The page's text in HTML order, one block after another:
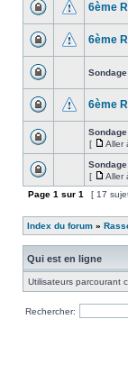
6ème
6ème
6ème
[ Aller
[ Aller
Page 1 sur 1 [ 17
Index du forum »
Qui est en ligne
Utilisateurs parcourant
Rechercher: